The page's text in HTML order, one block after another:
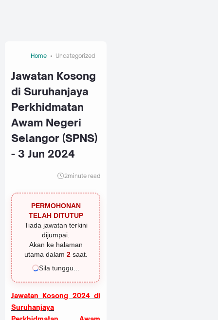
Home Uncategorized
Jawatan Kosong
di Suruhanjaya
Perkhidmatan
Awam Negeri
Selangor (SPNS)
- 3 Jun 2024
2minute read
PERMOHONAN
TELAH DITUTUP
Tiada jawatan terkini
dijumpai.
Akan ke halaman
utama dalam 1saat.
Sila tunggu...
Jawatan Kosong 2024 di
Suruhanjaya